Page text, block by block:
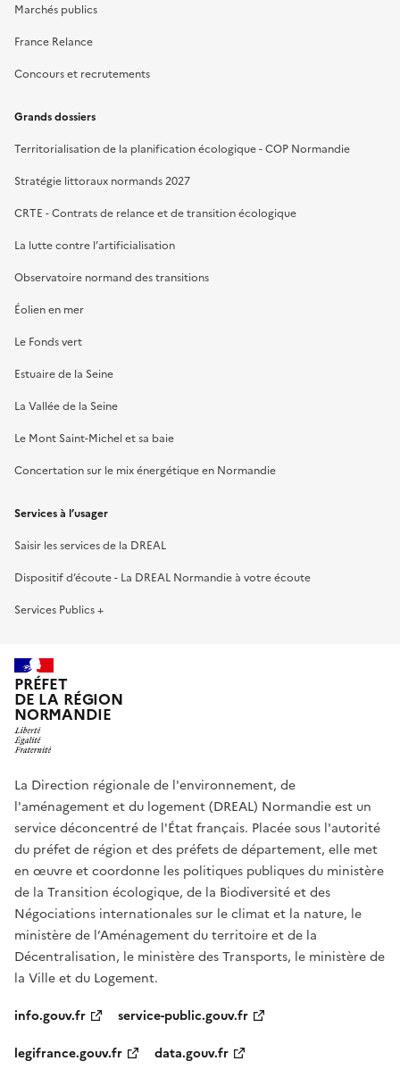
Marchés publics
France Relance
Concours et recrutements
Grands dossiers
Territorialisation de la planification écologique - COP Normandie
Stratégie littoraux normands 2027
CRTE - Contrats de relance et de transition écologique
La lutte contre l’artificialisation
Observatoire normand des transitions
Éolien en mer
Le Fonds vert
Estuaire de la Seine
La Vallée de la Seine
Le Mont Saint-Michel et sa baie
Concertation sur le mix énergétique en Normandie
Services à l’usager
Saisir les services de la DREAL
Dispositif d’écoute - La DREAL Normandie à votre écoute
Services Publics +
PRÉFET
DE LA RÉGION
NORMANDIE
La Direction régionale de l'environnement, de
l'aménagement et du logement (DREAL) Normandie est un
service déconcentré de l'État français. Placée sous l'autorité
du préfet de région et des préfets de département, elle met
en œuvre et coordonne les politiques publiques du ministère
de la Transition écologique, de la Biodiversité et des
Négociations internationales sur le climat et la nature, le
ministère de l’Aménagement du territoire et de la
Décentralisation, le ministère des Transports, le ministère de
la Ville et du Logement.
info.gouv.fr
service-public.gouv.fr
legifrance.gouv.fr
data.gouv.fr